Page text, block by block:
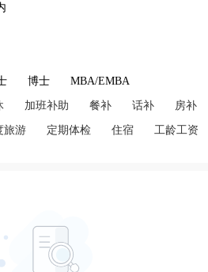
博士 MBA/EMBA
加班补助 餐补 话补 房补
旅游 定期体检 住宿 工龄工资